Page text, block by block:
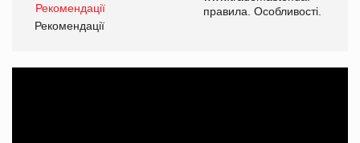
правила. Особливості.
Рекомендації